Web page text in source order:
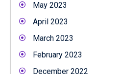
May 2023
April 2023
March 2023
February 2023
December 2022